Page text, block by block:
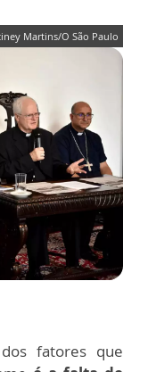
Martins/O São Paulo
fatores que